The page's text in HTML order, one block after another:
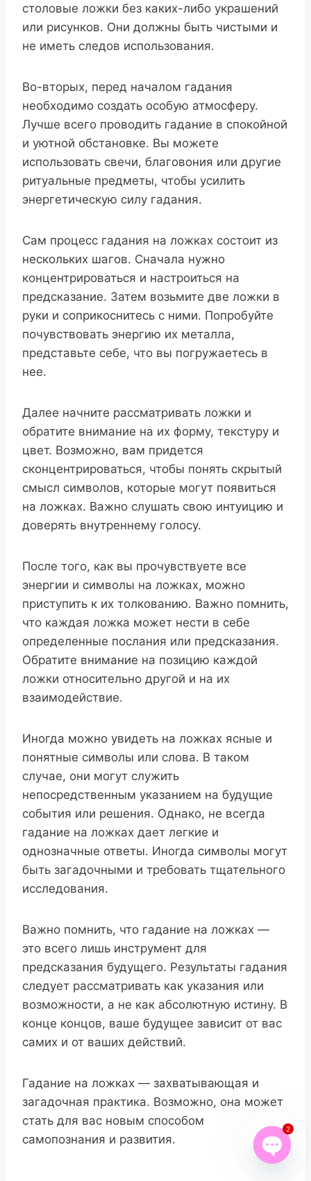
столовые ложки без каких-либо украшений
или рисунков. Они должны быть чистыми и
не иметь следов использования.
Во-вторых, перед началом гадания
необходимо создать особую атмосферу.
Лучше всего проводить гадание в спокойной
и уютной обстановке. Вы можете
использовать свечи, благовония или другие
ритуальные предметы, чтобы усилить
энергетическую силу гадания.
Сам процесс гадания на ложках состоит из
нескольких шагов. Сначала нужно
концентрироваться и настроиться на
предсказание. Затем возьмите две ложки в
руки и соприкоснитесь с ними. Попробуйте
почувствовать энергию их металла,
представьте себе, что вы погружаетесь в
нее.
Далее начните рассматривать ложки и
обратите внимание на их форму, текстуру и
цвет. Возможно, вам придется
сконцентрироваться, чтобы понять скрытый
смысл символов, которые могут появиться
на ложках. Важно слушать свою интуицию и
доверять внутреннему голосу.
После того, как вы прочувствуете все
энергии и символы на ложках, можно
приступить к их толкованию. Важно помнить,
что каждая ложка может нести в себе
определенные послания или предсказания.
Обратите внимание на позицию каждой
ложки относительно другой и на их
взаимодействие.
Иногда можно увидеть на ложках ясные и
понятные символы или слова. В таком
случае, они могут служить
непосредственным указанием на будущие
события или решения. Однако, не всегда
гадание на ложках дает легкие и
однозначные ответы. Иногда символы могут
быть загадочными и требовать тщательного
исследования.
Важно помнить, что гадание на ложках —
это всего лишь инструмент для
предсказания будущего. Результаты гадания
следует рассматривать как указания или
возможности, а не как абсолютную истину. В
конце концов, ваше будущее зависит от вас
самих и от ваших действий.
Гадание на ложках — захватывающая и
загадочная практика. Возможно, она может
стать для вас новым способом
самопознания и развития.
2